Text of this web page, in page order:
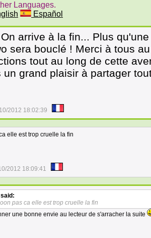
Languages.
Español
arrive à la fin... Plus
sera bouclé ! Merci à tous
tout au long de cette
un grand plaisir à partager
2012 18:02:39
elle est trop cruelle la fin
2012 18:09:41
said:
pas ca elle est trop cruelle la fin
une bonne envie au lecteur de s'arracher la suite